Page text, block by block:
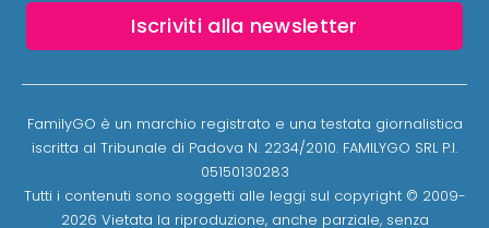
Iscriviti alla newsletter
FamilyGO è un marchio registrato e una testata giornalistica
iscritta al Tribunale di Padova N. 2234/2010. FAMILYGO SRL P.I.
05150130283
Tutti i contenuti sono soggetti alle leggi sul copyright © 2009-
2026 Vietata la riproduzione, anche parziale, senza